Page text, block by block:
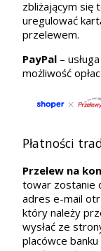
zbliżającym się
uregulować
przelewem.
PayPal –
możliwość
Płatności
Przelew na
towar zostanie
adres e-mail
który należy
wysłać ze
placówce